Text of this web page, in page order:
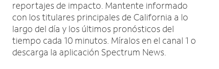
reportajes de impacto. Mantente informado
con los titulares principales de California a lo
largo del día y los últimos pronósticos del
tiempo cada 10 minutos. Míralos en el canal 1 o
descarga la aplicación Spectrum News.